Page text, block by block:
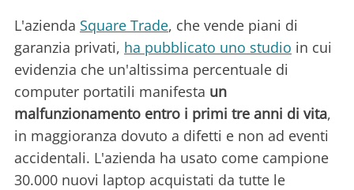
L'azienda Square Trade, che vende piani di
garanzia privati, ha pubblicato uno studio in cui
evidenzia che un'altissima percentuale di
computer portatili manifesta un
malfunzionamento entro i primi tre anni di vita,
in maggioranza dovuto a difetti e non ad eventi
accidentali. L'azienda ha usato come campione
30.000 nuovi laptop acquistati da tutte le